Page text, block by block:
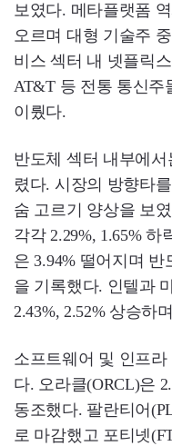
보였다. 메타플랫폼
오르며 대형 기술주
비스 섹터 내 넷플릭
AT&T 등 전통 통신주
이뤘다.
반도체 섹터 내부에
렸다. 시장의 방향타
숨 고르기 양상을 보
각각 2.29%, 1.65%
은 3.94% 떨어지며
을 기록했다. 인텔과
2.43%, 2.52% 상승하
소프트웨어 및 인프
다. 오라클(ORCL)은
동조했다. 팔란티어
로 마감했고 포티넷